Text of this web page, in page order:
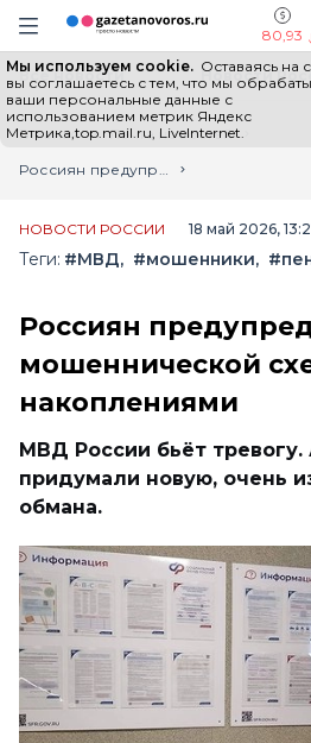
Информационный портал
Навигация сайта
80,93
Мы используем cookie. Оставаясь на
вы соглашаетесь с тем, что мы
ваши персональные данные с
использованием метрик Яндекс
Метрика,top.mail.ru, LiveInternet.
Все новости Новости
Главная
Лента новостей
Россиян предупредили о новой мошеннической схеме с накоплениями
НОВОСТИ РОССИИ 18 май 2026,
Теги: #МВД #мошенники
Россиян
мошеннической
накоплениями
МВД России бьёт
придумали новую, очень
обмана.